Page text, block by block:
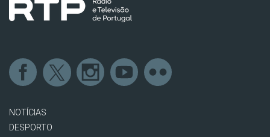
NOTÍCIAS
DESPORTO